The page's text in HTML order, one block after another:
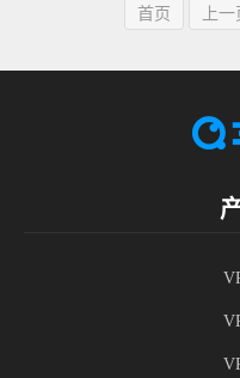
首页 上一